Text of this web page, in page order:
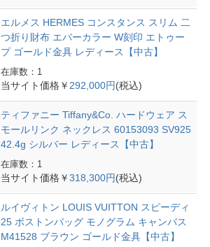
エルメス HERMES コンスタンス スリム 二
つ折り財布 エバーカラー W刻印 エトゥー
プ ゴールド金具 レディース【中古】
在庫数：1
当サイト価格￥ 292,000円(税込)
ティファニー Tiffany&Co. ハードウェア ス
モールリンク ネックレス 60153093 SV925
42.4g シルバー レディース【中古】
在庫数：1
当サイト価格￥318,300円(税込)
ルイヴィトン LOUIS VUITTON スピーディ
25 ボストンバッグ モノグラム キャンバス
M41528 ブラウン ゴールド金具【中古】